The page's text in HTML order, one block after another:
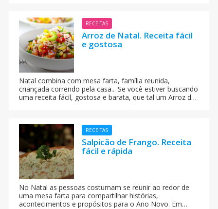
Natal, as pessoas costumam usar uma receita bem
brasileira: a Farofa de Natal como um delicioso
acompanhamento. Feliz Natal!
RECEITAS
Arroz de Natal. Receita fácil
e gostosa
Natal combina com mesa farta, família reunida,
criançada correndo pela casa... Se você estiver buscando
uma receita fácil, gostosa e barata, que tal um Arroz de
RECEITAS
Salpicão de Frango. Receita
fácil e rápida
No Natal as pessoas costumam se reunir ao redor de
uma mesa farta para compartilhar histórias,
acontecimentos e propósitos para o Ano Novo. Em